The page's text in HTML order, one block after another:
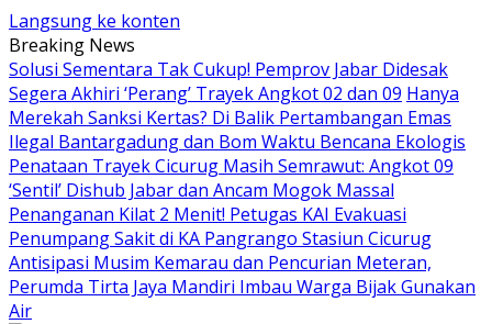
Langsung ke konten
Breaking News
Solusi Sementara Tak Cukup! Pemprov Jabar Didesak
Segera Akhiri ‘Perang’ Trayek Angkot 02 dan 09 Hanya
Merekah Sanksi Kertas? Di Balik Pertambangan Emas
Ilegal Bantargadung dan Bom Waktu Bencana Ekologis
Penataan Trayek Cicurug Masih Semrawut: Angkot 09
‘Sentil’ Dishub Jabar dan Ancam Mogok Massal
Penanganan Kilat 2 Menit! Petugas KAI Evakuasi
Penumpang Sakit di KA Pangrango Stasiun Cicurug
Antisipasi Musim Kemarau dan Pencurian Meteran,
Perumda Tirta Jaya Mandiri Imbau Warga Bijak Gunakan
Air